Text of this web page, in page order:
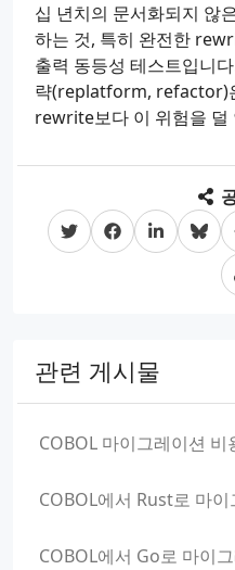
십 년치의 문서화되지 않
하는 것, 특히 완전한
출력 동등성 테스트입니
략(replatform, refactor)
rewrite보다 이 위험을 덜
관련 게시물
COBOL 마이그레이션
COBOL에서 Rust로 마
COBOL에서 Go로 마이